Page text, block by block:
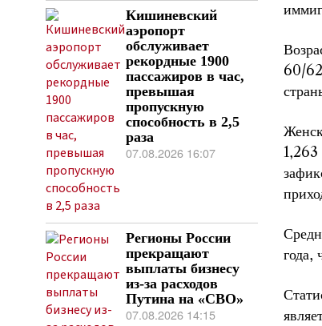
60/62
1,263
года,
Кишиневский
аэропорт
обслуживает
рекордные 1900
пассажиров в час,
превышая
пропускную
способность в 2,5
раза
07.08.2026 16:07
Регионы России
прекращают
выплаты бизнесу
из-за расходов
Путина на «СВО»
07.08.2026 14:15